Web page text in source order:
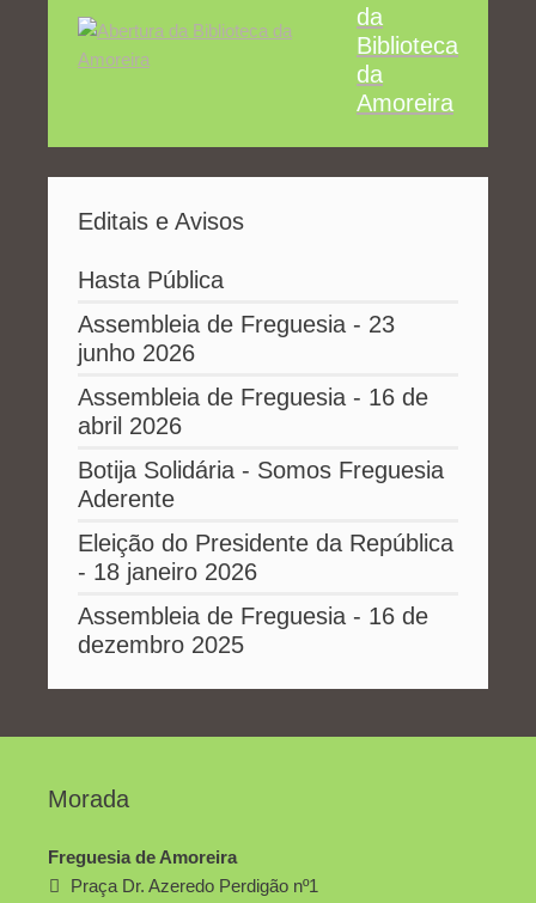
da
Biblioteca
da
Amoreira
Editais e Avisos
Hasta Pública
Assembleia de Freguesia - 23
junho 2026
Assembleia de Freguesia - 16 de
abril 2026
Botija Solidária - Somos Freguesia
Aderente
Eleição do Presidente da República
- 18 janeiro 2026
Assembleia de Freguesia - 16 de
dezembro 2025
Morada
Freguesia de Amoreira
Praça Dr. Azeredo Perdigão nº1